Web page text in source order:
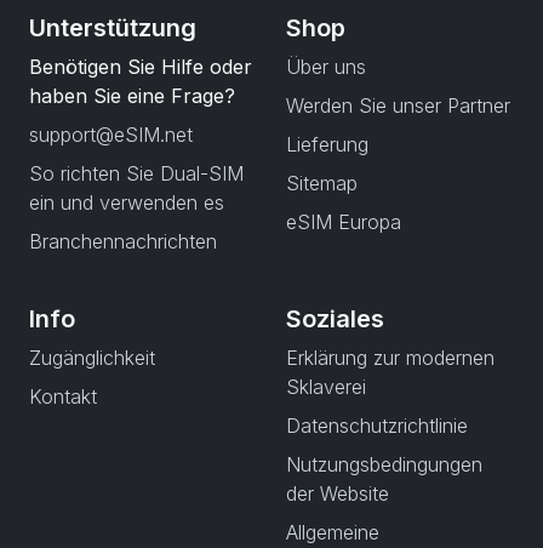
Unterstützung
Benötigen Sie Hilfe oder
haben Sie eine Frage?
support@eSIM.net
So richten Sie Dual-SIM
ein und verwenden es
Branchennachrichten
Shop
Über uns
Werden Sie unser Partner
Lieferung
Sitemap
eSIM Europa
Info
Zugänglichkeit
Kontakt
Soziales
Erklärung zur modernen
Sklaverei
Datenschutzrichtlinie
Nutzungsbedingungen
der Website
Allgemeine